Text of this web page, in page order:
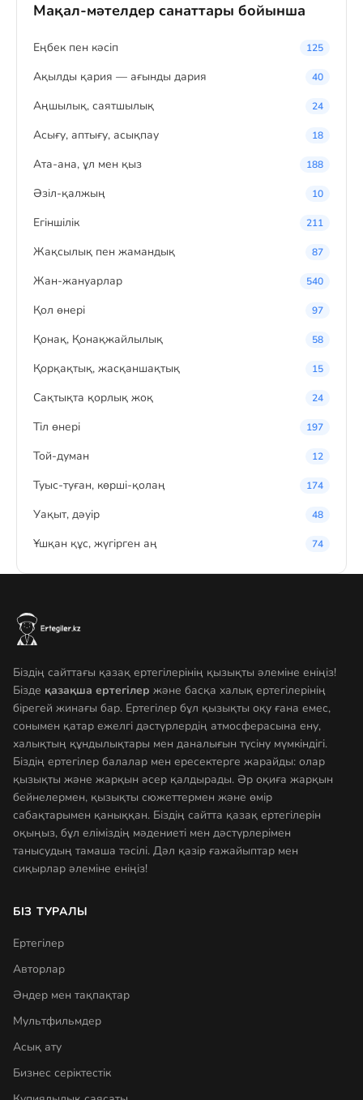
Мақал-мәтелдер санаттары бойынша
Eңбек пен кәсіп 125
Ақылды қария — ағынды дария 40
Аңшылық, саятшылық 24
Асығу, аптығу, асықпау 18
Ата-ана, ұл мен қыз 188
Әзіл-қалжың 10
Егіншілік 211
Жақсылық пен жамандық 87
Жан-жануарлар 540
Қол өнері 97
Қонақ, Қонақжайлылық 58
Қорқақтық, жасқаншақтық 15
Сақтықта қорлық жоқ 24
Тіл өнері 197
Той-думан 12
Туыс-туған, көрші-қолаң 174
Уақыт, дәуір 48
Ұшқан құс, жүгірген аң 74
Біздің сайттағы қазақ ертегілерінің қызықты әлеміне еніңіз!
Бізде қазақша ертегілер және басқа халық ертегілерінің
бірегей жинағы бар. Ертегілер бұл қызықты оқу ғана емес,
сонымен қатар ежелгі дәстүрлердің атмосферасына ену,
халықтың құндылықтары мен даналығын түсіну мүмкіндігі.
Біздің ертегілер балалар мен ересектерге жарайды: олар
қызықты және жарқын әсер қалдырады. Әр оқиға жарқын
бейнелермен, қызықты сюжеттермен және өмір
сабақтарымен қаныққан. Біздің сайтта қазақ ертегілерін
оқыңыз, бұл еліміздің мәдениеті мен дәстүрлерімен
танысудың тамаша тәсілі. Дәл қазір ғажайыптар мен
сиқырлар әлеміне еніңіз!
БІЗ ТУРАЛЫ
Ертегілер
Авторлар
Әндер мен тақпақтар
Мультфильмдер
Асық ату
Бизнес серіктестік